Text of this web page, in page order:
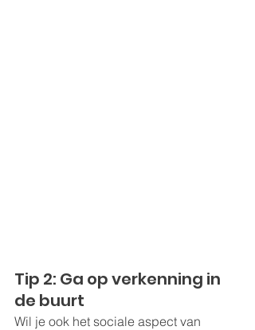
Tip 2: Ga op verkenning in
de buurt
Wil je ook het sociale aspect van